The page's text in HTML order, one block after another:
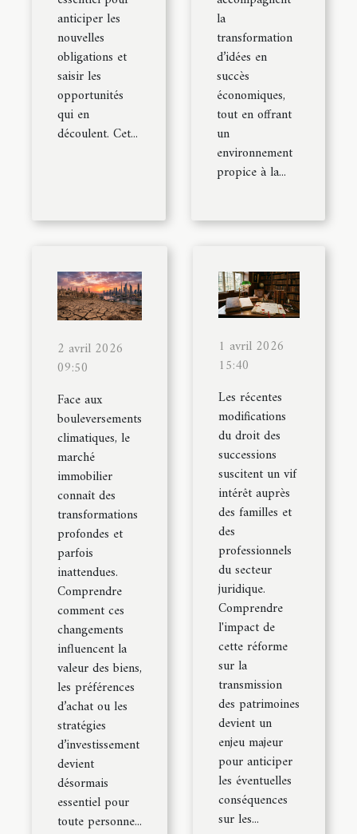
anticiper les
nouvelles
obligations et
saisir les
opportunités
qui en
découlent. Cet...
la
transformation
d’idées en
succès
économiques,
tout en offrant
un
environnement
propice à la...
2 avril 2026
09:50
Face aux
bouleversements
climatiques, le
marché
immobilier
connaît des
transformations
profondes et
parfois
inattendues.
Comprendre
comment ces
changements
influencent la
valeur des biens,
les préférences
d’achat ou les
stratégies
d’investissement
devient
désormais
essentiel pour
toute personne...
1 avril 2026
15:40
Les récentes
modifications
du droit des
successions
suscitent un vif
intérêt auprès
des familles et
des
professionnels
du secteur
juridique.
Comprendre
l'impact de
cette réforme
sur la
transmission
des patrimoines
devient un
enjeu majeur
pour anticiper
les éventuelles
conséquences
sur les...